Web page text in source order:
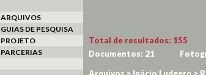
ARQUIVOS
GUIAS DE PESQUISA
PROJETO
PARCERIAS
Total de resultados: 155
Documentos: 21